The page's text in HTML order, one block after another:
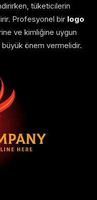
tüketicilerin
Profesyonel bir logo
ve kimliğine uygun
büyük önem vermelidir.